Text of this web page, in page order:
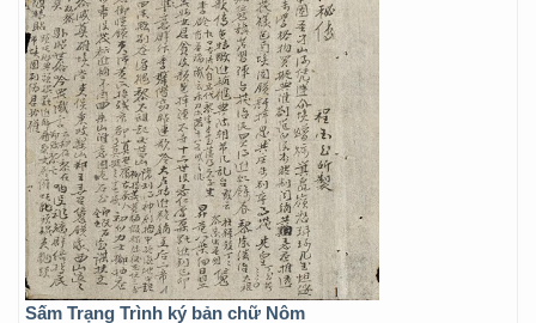
Sấm Trạng Trình ký bản chữ Nôm